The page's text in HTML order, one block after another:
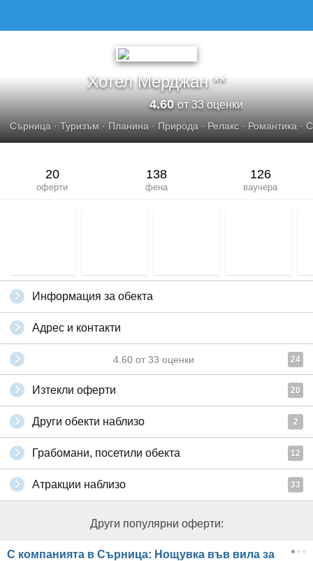
Хотел Мерджан **
4.60от 33 оценки
Сърница · Туризъм · Планина · Природа · Релакс · Романтика ·
20
оферти
138
фена
126
ваучера
Информация за обекта
Адрес и контакти
4.60 от 33 оценки 24
Изтекли оферти 20
Други обекти наблизо 2
Грабомани, посетили обекта 12
Атракции наблизо 33
Други популярни оферти:
С компанията в Сърница: Нощувка във вила за